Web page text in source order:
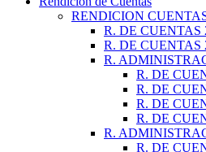
RENDICION
R. DE CUENTAS
R. DE CUENTAS
R.
R. DE
R. DE
R. DE
R. DE
R.
R. DE